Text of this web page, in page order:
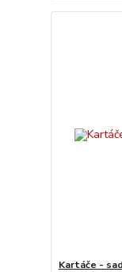
Kartáče -